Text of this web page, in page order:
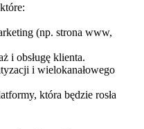
(np. strona www,
i obsługę klienta.
i wielokanałowego
która będzie rosła